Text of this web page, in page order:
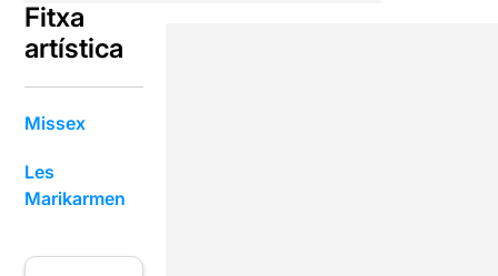
Fitxa
artística
Missex
Les
Marikarmen